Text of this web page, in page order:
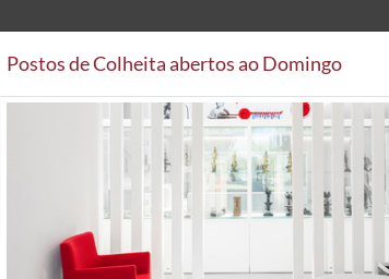
Análises
Áreas Clínicas
Postos de Colheita abertos ao Domingo